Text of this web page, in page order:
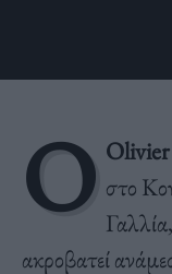
Ο Olivier
στο
ακροβατεί